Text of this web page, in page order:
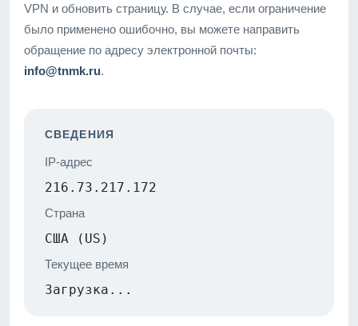
VPN и обновить страницу. В случае, если ограничение
было применено ошибочно, вы можете направить
обращение по адресу электронной почты:
info@tnmk.ru.
СВЕДЕНИЯ
IP-адрес
216.73.217.172
Страна
США (US)
Текущее время
Загрузка...